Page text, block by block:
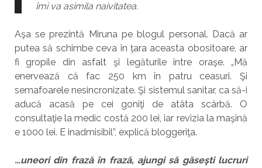
îmi va asimila naivitatea.
Aşa se prezintă Miruna pe blogul personal. Dacă ar
putea să schimbe ceva în ţara aceasta obositoare, ar
fi gropile din asfalt şi legăturile între oraşe. „Mă
enervează că fac 250 km în patru ceasuri. Şi
semafoarele nesincronizate. Şi sistemul sanitar, ca să-i
aducă acasă pe cei goniţi de atâta scârbă. O
consultaţie la medic costă 200 lei, iar revizia la maşină
e 1000 lei. E inadmisibil”, explică bloggeriţa.
…uneori din frază în frază, ajungi să găseşti lucruri